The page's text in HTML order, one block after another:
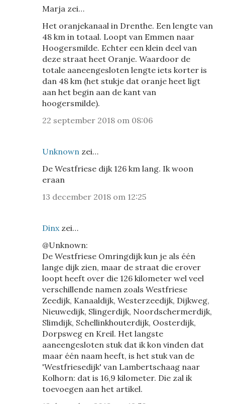
Marja zei…
Het oranjekanaal in Drenthe. Een lengte van
48 km in totaal. Loopt van Emmen naar
Hoogersmilde. Echter een klein deel van
deze straat heet Oranje. Waardoor de
totale aaneengesloten lengte iets korter is
dan 48 km (het stukje dat oranje heet ligt
aan het begin aan de kant van
hoogersmilde).
22 september 2018 om 08:06
Unknown zei…
De Westfriese dijk 126 km lang. Ik woon
eraan
13 december 2018 om 12:25
Dinxzei…
@Unknown:
De Westfriese Omringdijk kun je als één
lange dijk zien, maar de straat die erover
loopt heeft over die 126 kilometer wel veel
verschillende namen zoals Westfriese
Zeedijk, Kanaaldijk, Westerzeedijk, Dijkweg,
Nieuwedijk, Slingerdijk, Noordschermerdijk,
Slimdijk, Schellinkhouterdijk, Oosterdijk,
Dorpsweg en Kreil. Het langste
aaneengesloten stuk dat ik kon vinden dat
maar één naam heeft, is het stuk van de
'Westfriesedijk' van Lambertschaag naar
Kolhorn: dat is 16,9 kilometer. Die zal ik
toevoegen aan het artikel.